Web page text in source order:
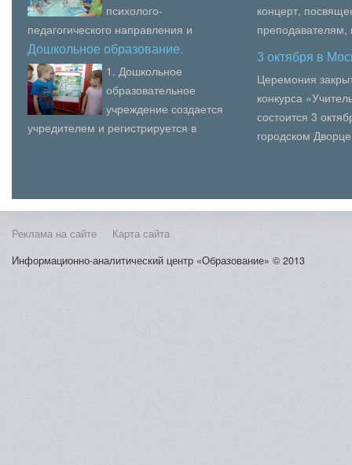
психолого-
педагогического направления и
действуют с целью всестороннего
развития ребенка в возрасте от
полугод...
Дошкольное образование.
Органи…
1. Дошкольное
образовательное
учреждение создается
учредителем и регистрируется в
концерт,
образования,
вузов Москвы.В
3 октября в
Церемония
конкурса
состоится 3
городском
Реклама на сайте
Карта сайта
Информационно-аналитический центр «Образование» © 2013